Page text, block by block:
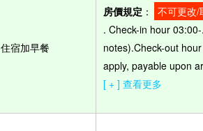
住宿加早餐
房價規定 ：
不可更改/
. Check-in hour
notes).Check-out
apply, payable upon
[ + ] 查看更多